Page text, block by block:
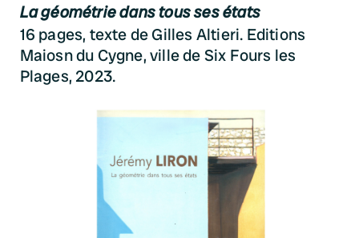
La géométrie dans tous ses états
16 pages, texte de Gilles Altieri. Editions
Maiosn du Cygne, ville de Six Fours les
Plages, 2023.